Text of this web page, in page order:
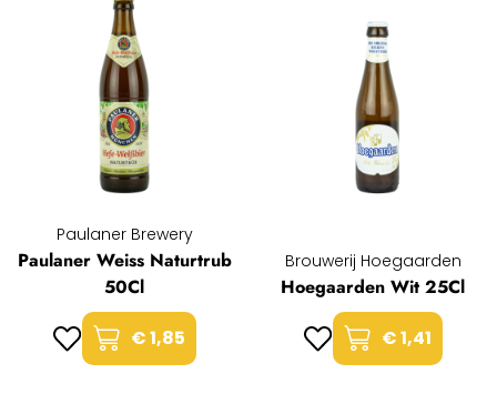
Paulaner Brewery
Paulaner Weiss Naturtrub
50Cl
€ 1,85
Brouwerij Hoegaarden
Hoegaarden Wit 25Cl
€ 1,41